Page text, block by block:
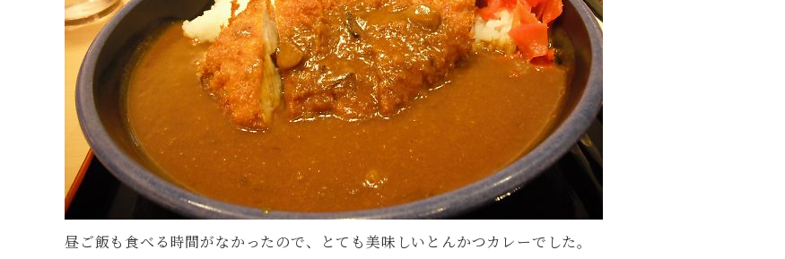
昼ご飯も食べる時間がなかったので、とても美味しいとんかつカレーでした。